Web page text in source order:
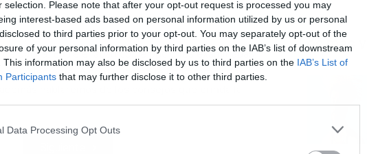
selection. Please note that after your opt-out request is processed you may
interest-based ads based on personal information utilized by us or personal
to third parties prior to your opt-out. You may separately opt-out of the
of your personal information by third parties on the IAB’s list of downstream
This information may also be disclosed by us to third parties on the IAB’s List of
Participants that may further disclose it to other third parties.
Data Processing Opt Outs
pueden dejar la piel reseca y tirante,
propósito de abordar este problema, la OCU ha
ducha. Entre el abanico de opciones examinadas,
A continuación te contaremos que
hablaremos de los consejos que brinda la
Los más